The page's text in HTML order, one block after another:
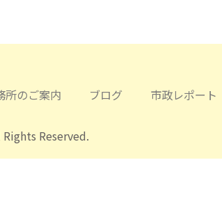
所のご案内 ブログ 市政レポート
Reserved.